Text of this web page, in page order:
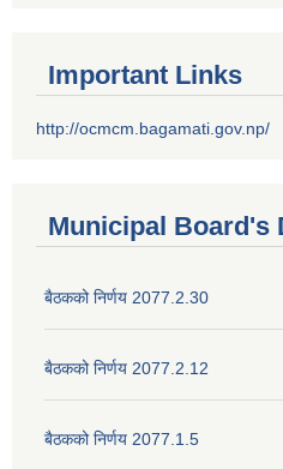
Important Links
http://ocmcm.bagamati.gov.np/
Municipal Board's
बैठकको निर्णय 2077.2.30
बैठकको निर्णय 2077.2.12
बैठकको निर्णय 2077.1.5